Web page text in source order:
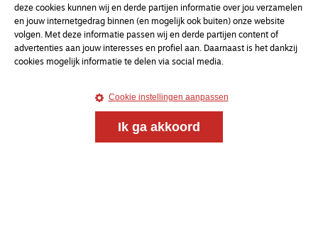
deze cookies kunnen wij en derde partijen informatie over jou verzamelen
en jouw internetgedrag binnen (en mogelijk ook buiten) onze website
volgen. Met deze informatie passen wij en derde partijen content of
advertenties aan jouw interesses en profiel aan. Daarnaast is het dankzij
cookies mogelijk informatie te delen via social media.
Cookie instellingen aanpassen
Ik ga akkoord